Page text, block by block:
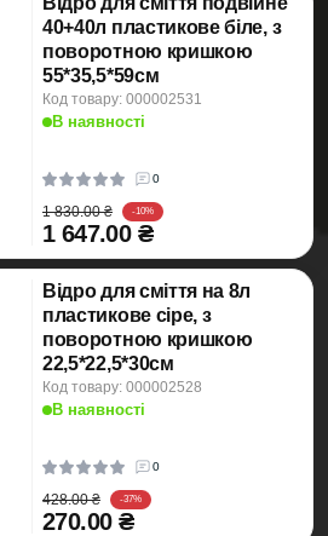
40+40л пластикове біле, з
поворотною кришкою
55*35,5*59см
Код товару: 000002531
В наявності
0
1 830.00 ₴ -10%
1 647.00 ₴
Відро для сміття на 8л
пластикове сіре, з
поворотною кришкою
22,5*22,5*30см
Код товару: 000002528
В наявності
0
428.00 ₴ -37%
270.00 ₴